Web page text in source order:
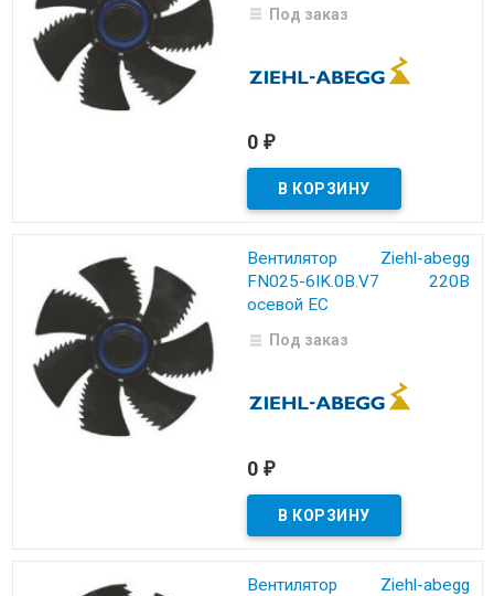
Под заказ
0 ₽
Вентилятор Ziehl-abegg
FN025-6IK.0B.V7 220B
осевой EC
Под заказ
0 ₽
Вентилятор Ziehl-abegg